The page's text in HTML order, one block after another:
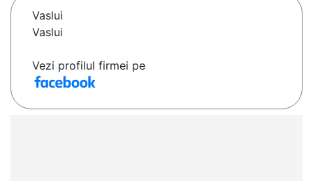
Vaslui
Vaslui
Vezi profilul firmei pe